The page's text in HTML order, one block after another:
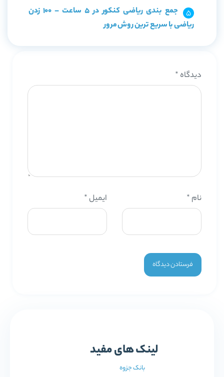
جمع بندی ریاضی کنکور در 5 ساعت – 100 زدن
ریاضی با سریع ترین روش مرور
دیدگاه *
نام * ایمیل*
لینک های مفید
بانک جزوه